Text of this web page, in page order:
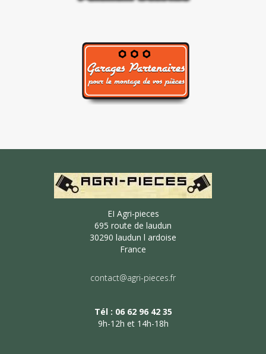
EI Agri-pieces
695 route de laudun
30290 laudun l ardoise
France
contact@agri-pieces.fr
Tél : 06 62 96 42 35
9h-12h et 14h-18h